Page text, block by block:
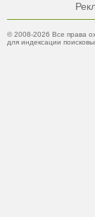
© 2008-2026 Все права
для индексации